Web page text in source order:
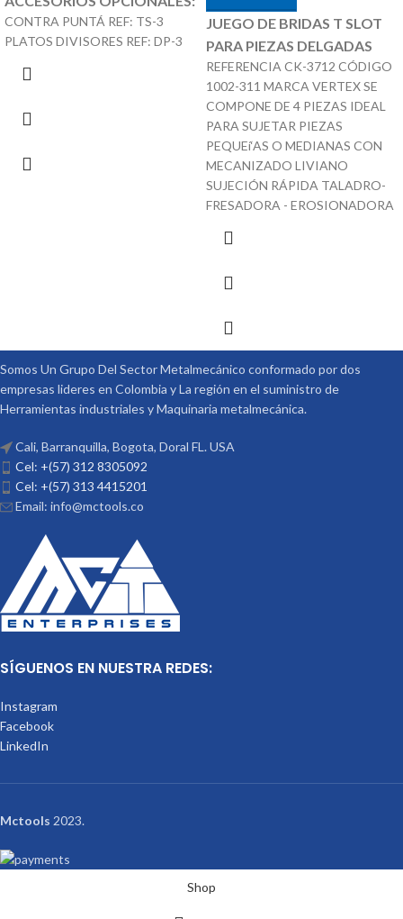
CONTRA PUNTÁ REF: TS-3
PLATOS DIVISORES REF: DP-3
JUEGO DE BRIDAS T SLOT
PARA PIEZAS DELGADAS
REFERENCIA CK-3712 CÓDIGO
1002-311 MARCA VERTEX SE
COMPONE DE 4 PIEZAS IDEAL
PARA SUJETAR PIEZAS
PEQUEí‘AS O MEDIANAS CON
MECANIZADO LIVIANO
SUJECIÓN RÁPIDA TALADRO-
FRESADORA - EROSIONADORA
Somos Un Grupo Del Sector Metalmecánico conformado por dos
empresas lideres en Colombia y La región en el suministro de
Herramientas industriales y Maquinaria metalmecánica.
Cali, Barranquilla, Bogota, Doral FL. USA
Cel: +(57) 312 8305092
Cel: +(57) 313 4415201
Email: info@mctools.co
SÍGUENOS EN NUESTRA REDES:
Instagram
Facebook
LinkedIn
Mctools 2023.
Shop